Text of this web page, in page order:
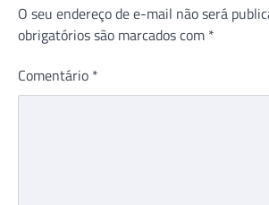
O seu endereço de e-mail não será
obrigatórios são marcados com *
Comentário *